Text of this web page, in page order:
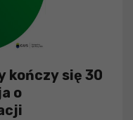
kończy się 30
o